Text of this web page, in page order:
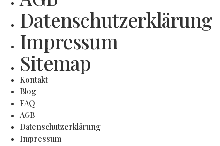
Datenschutzerklärung
Impressum
Sitemap
Kontakt
Blog
FAQ
AGB
Datenschutzerklärung
Impressum